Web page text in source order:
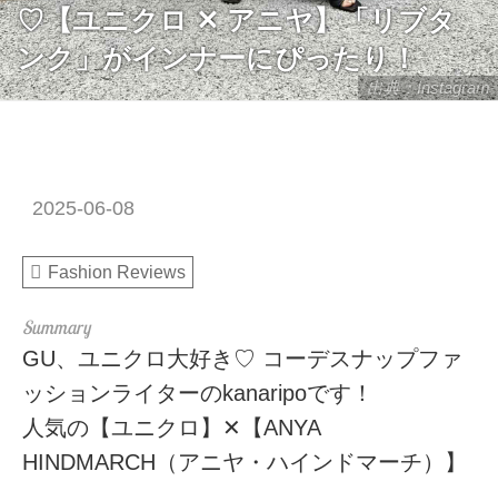
出典：Instagram
♡【ユニクロ ✕ アニヤ】「リブタ
ンク」がインナーにぴったり！
2025-06-08
Fashion Reviews
GU、ユニクロ大好き♡ コーデスナップファ
ッションライターのkanaripoです！
人気の【ユニクロ】✕【ANYA
HINDMARCH（アニヤ・ハインドマーチ）】